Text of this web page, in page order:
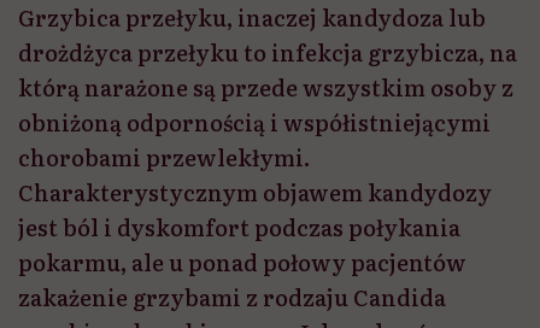
Grzybica przełyku, inaczej kandydoza lub
drożdżyca przełyku to infekcja grzybicza, na
którą narażone są przede wszystkim osoby z
obniżoną odpornością i współistniejącymi
chorobami przewlekłymi.
Charakterystycznym objawem kandydozy
jest ból i dyskomfort podczas połykania
pokarmu, ale u ponad połowy pacjentów
zakażenie grzybami z rodzaju Candida